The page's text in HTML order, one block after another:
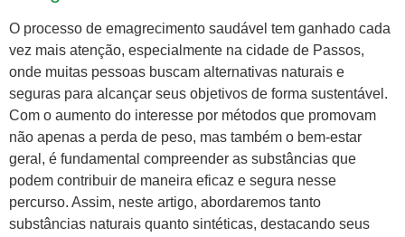
O processo de emagrecimento saudável tem ganhado cada
vez mais atenção, especialmente na cidade de Passos,
onde muitas pessoas buscam alternativas naturais e
seguras para alcançar seus objetivos de forma sustentável.
Com o aumento do interesse por métodos que promovam
não apenas a perda de peso, mas também o bem-estar
geral, é fundamental compreender as substâncias que
podem contribuir de maneira eficaz e segura nesse
percurso. Assim, neste artigo, abordaremos tanto
substâncias naturais quanto sintéticas, destacando seus